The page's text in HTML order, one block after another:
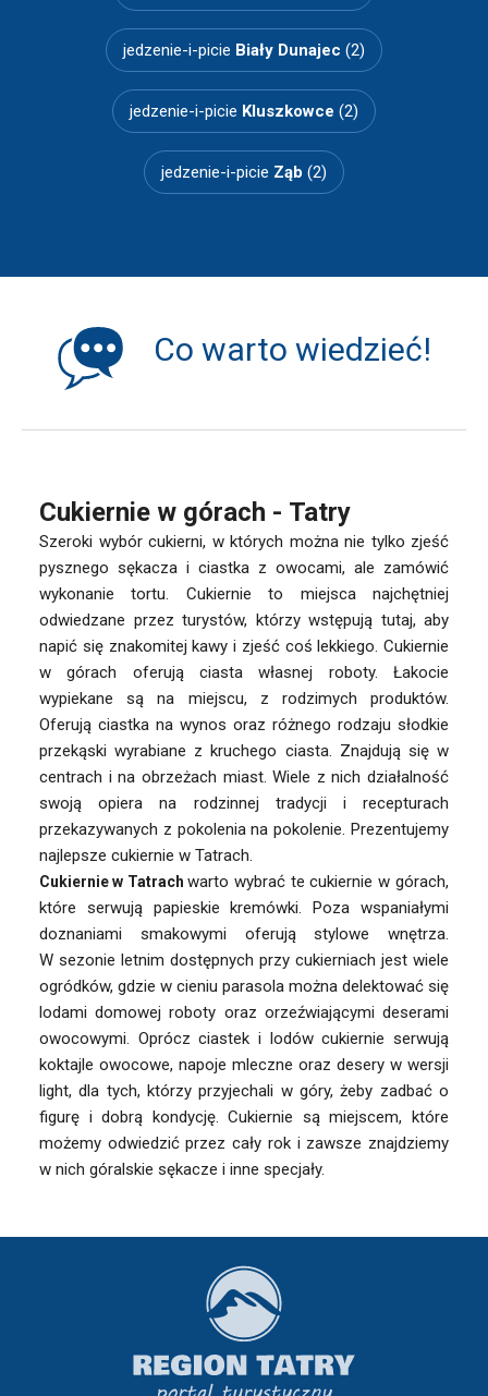
jedzenie-i-picie Biały Dunajec (2)
jedzenie-i-picie Kluszkowce (2)
jedzenie-i-picie Ząb (2)
Co warto wiedzieć!
Cukiernie w górach - Tatry
Szeroki wybór cukierni, w których można nie tylko zjeść
pysznego sękacza i ciastka z owocami, ale zamówić
wykonanie tortu. Cukiernie to miejsca najchętniej
odwiedzane przez turystów, którzy wstępują tutaj, aby
napić się znakomitej kawy i zjeść coś lekkiego. Cukiernie
w górach oferują ciasta własnej roboty. Łakocie
wypiekane są na miejscu, z rodzimych produktów.
Oferują ciastka na wynos oraz różnego rodzaju słodkie
przekąski wyrabiane z kruchego ciasta. Znajdują się w
centrach i na obrzeżach miast. Wiele z nich działalność
swoją opiera na rodzinnej tradycji i recepturach
przekazywanych z pokolenia na pokolenie. Prezentujemy
najlepsze cukiernie w Tatrach.
Cukiernie w Tatrach warto wybrać te cukiernie w górach,
które serwują papieskie kremówki. Poza wspaniałymi
doznaniami smakowymi oferują stylowe wnętrza.
W sezonie letnim dostępnych przy cukierniach jest wiele
ogródków, gdzie w cieniu parasola można delektować się
lodami domowej roboty oraz orzeźwiającymi deserami
owocowymi. Oprócz ciastek i lodów cukiernie serwują
koktajle owocowe, napoje mleczne oraz desery w wersji
light, dla tych, którzy przyjechali w góry, żeby zadbać o
figurę i dobrą kondycję. Cukiernie są miejscem, które
możemy odwiedzić przez cały rok i zawsze znajdziemy
w nich góralskie sękacze i inne specjały.